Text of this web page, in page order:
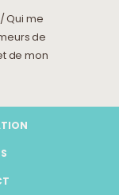
Qui me
de
de mon